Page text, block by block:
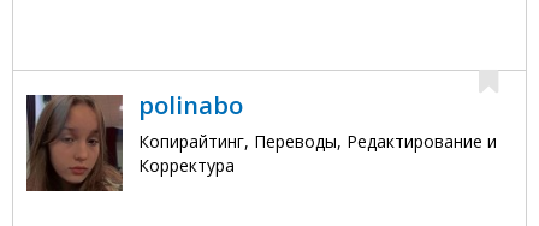
polinabo
Копирайтинг, Переводы, Редактирование и
Корректура